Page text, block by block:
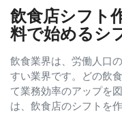
飲食店シフト
料で始めるシ
飲食業界は、労働人口
すい業界です。どの飲
て業務効率のアップを
は、飲食店のシフトを